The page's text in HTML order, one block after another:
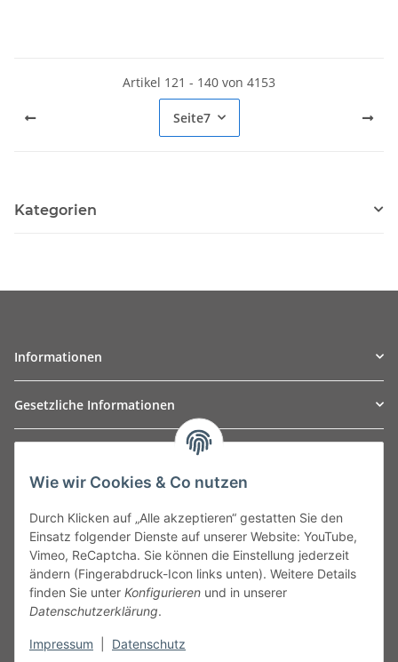
Artikel 121 - 140 von 4153
Seite7
Kategorien
Informationen
Gesetzliche Informationen
Leibnizstraße 2a
Germany
Phone:+49 40 5287270
Fax:+49 40 5281050
Email:sales@tow-automotive.de
Wie wir Cookies & Co nutzen
Durch Klicken auf „Alle akzeptieren“ gestatten Sie den
Einsatz folgender Dienste auf unserer Website: YouTube,
Vimeo, ReCaptcha. Sie können die Einstellung jederzeit
ändern (Fingerabdruck-Icon links unten). Weitere Details
finden Sie unter Konfigurieren und in unserer
Datenschutzerklärung.
Impressum Datenschutz